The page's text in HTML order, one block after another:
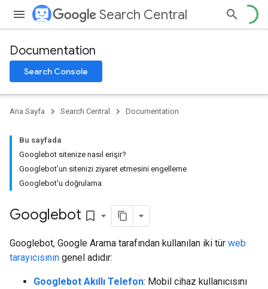
Search Central
Documentation
Search Console
Ana Sayfa Search Central Documentation
Bu sayfada
Googlebot sitenize nasıl erişir?
Googlebot’un sitenizi ziyaret etmesini engelleme
Googlebot'u doğrulama
Googlebot bookmark_border
Googlebot, Google Arama tarafından kullanılan iki tür web
tarayıcısının genel adıdır:
Googlebot Akıllı Telefon: Mobil cihaz kullanıcısını